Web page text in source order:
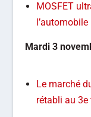
MOSFET
Mardi 3
Le marché
rétabli au 3e